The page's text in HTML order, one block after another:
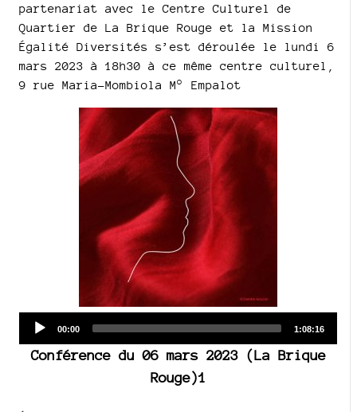
partenariat avec le Centre Culturel de
Quartier de La Brique Rouge et la Mission
Égalité Diversités s’est déroulée le lundi 6
mars 2023 à 18h30 à ce même centre culturel,
9 rue Maria-Mombiola M° Empalot
Current
00:00
Total
1:08:16
Conférence du 06 mars 2023 (La Brique
Rouge)1